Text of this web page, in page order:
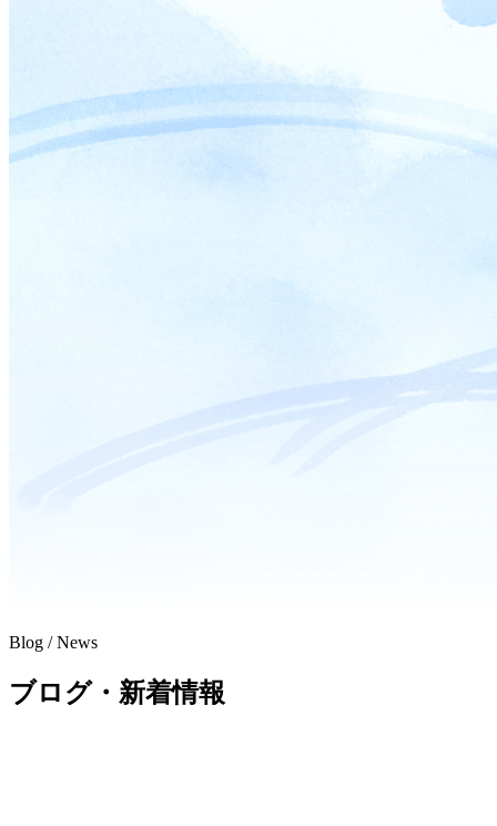
Blog / News
ブログ・新着情報